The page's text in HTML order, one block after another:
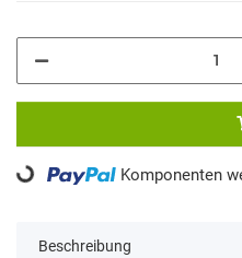
Loading... Komponenten
Beschreibung